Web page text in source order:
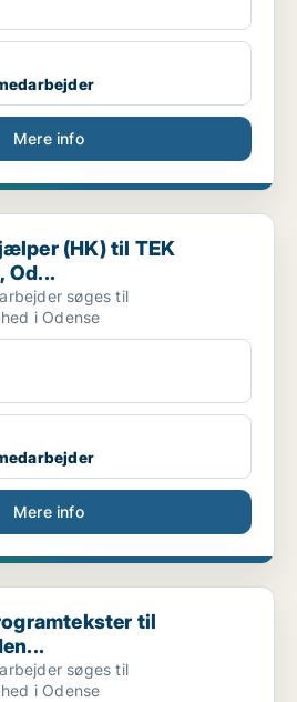
Mere info
til TEK Kommunikation, Od...
(HK) til TEK
Od...
søges til
i Odense
Mere info
til Kvægtorvet i Oden...
til
søges til
i Odense